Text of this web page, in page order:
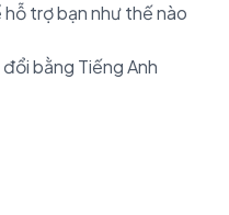
trợ bạn như thế nào
bằng Tiếng Anh